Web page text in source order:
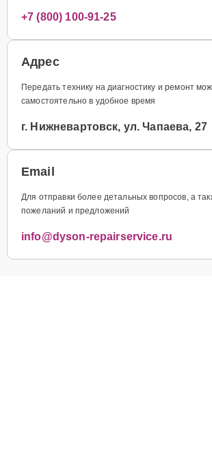
+7 (800) 100-91-25
Адрес
Передать технику на диагностику и ремонт
самостоятельно в удобное время
г. Нижневартовск, ул. Чапаева, 27
Email
Для отправки более детальных вопросов, а
пожеланий и предложений
info@dyson-repairservice.ru